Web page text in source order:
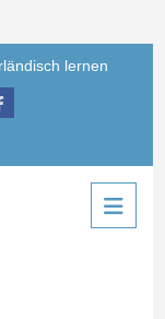
lernen